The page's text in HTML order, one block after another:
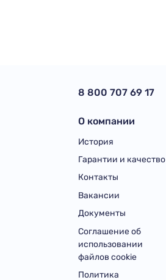
8 800 707 69 17
О компании
История
Гарантии и качество
Контакты
Вакансии
Документы
Соглашение об
использовании
файлов cookie
Политика